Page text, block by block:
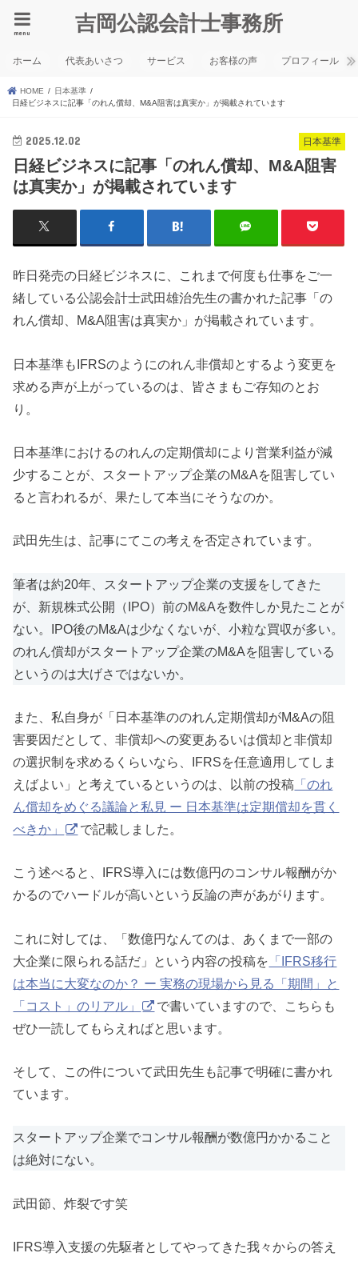
吉岡公認会計士事務所
menu
ホーム 代表あいさつ サービス お客様の声 プロフィール
HOME
日本基準
日経ビジネスに記事「のれん償却、M&A阻害は真実か」が掲載されています
日本基準
2025.12.02
日経ビジネスに記事「のれん償却、M&A阻害
は真実か」が掲載されています
昨日発売の日経ビジネスに、これまで何度も仕事をご一
緒している公認会計士武田雄治先生の書かれた記事「の
れん償却、M&A阻害は真実か」が掲載されています。
日本基準もIFRSのようにのれん非償却とするよう変更を
求める声が上がっているのは、皆さまもご存知のとお
り。
日本基準におけるのれんの定期償却により営業利益が減
少することが、スタートアップ企業のM&Aを阻害してい
ると言われるが、果たして本当にそうなのか。
武田先生は、記事にてこの考えを否定されています。
筆者は約20年、スタートアップ企業の支援をしてきた
が、新規株式公開（IPO）前のM&Aを数件しか見たことが
ない。IPO後のM&Aは少なくないが、小粒な買収が多い。
のれん償却がスタートアップ企業のM&Aを阻害している
というのは大げさではないか。
また、私自身が「日本基準ののれん定期償却がM&Aの阻
害要因だとして、非償却への変更あるいは償却と非償却
の選択制を求めるくらいなら、IFRSを任意適用してしま
えばよい」と考えているというのは、以前の投稿 「のれ
ん償却をめぐる議論と私見 ー 日本基準は定期償却を貫く
べきか」
で記載しました。
こう述べると、IFRS導入には数億円のコンサル報酬がか
かるのでハードルが高いという反論の声があがります。
これに対しては、「数億円なんてのは、あくまで一部の
大企業に限られる話だ」という内容の投稿を 「IFRS移行
は本当に大変なのか？ ー 実務の現場から見る「期間」と
「コスト」のリアル」
で書いていますので、こちらも
ぜひ一読してもらえればと思います。
そして、この件について武田先生も記事で明確に書かれ
ています。
スタートアップ企業でコンサル報酬が数億円かかること
は絶対にない。
武田節、炸裂です笑
IFRS導入支援の先駆者としてやってきた我々からの答え